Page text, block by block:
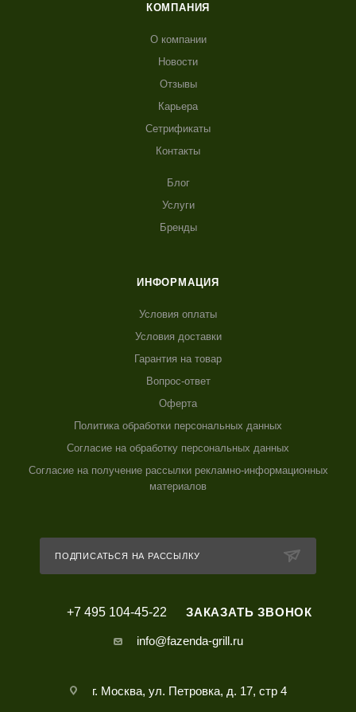
КОМПАНИЯ
О компании
Новости
Отзывы
Карьера
Сетрификаты
Контакты
Блог
Услуги
Бренды
ИНФОРМАЦИЯ
Условия оплаты
Условия доставки
Гарантия на товар
Вопрос-ответ
Оферта
Политика обработки персональных данных
Согласие на обработку персональных данных
Согласие на получение рассылки рекламно-информационных
материалов
ПОДПИСАТЬСЯ НА РАССЫЛКУ
+7 495 104-45-22 ЗАКАЗАТЬ ЗВОНОК
info@fazenda-grill.ru
г. Москва, ул. Петровка, д. 17, стр 4